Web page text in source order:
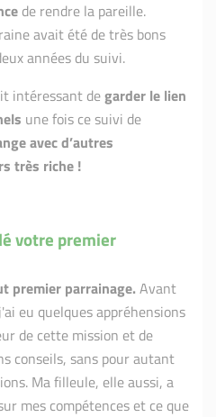
de rendre la pareille.
avait été de très bons
années du suivi.
intéressant degarder le lien
une fois ce suivi de
avec d’autres
très riche !
votre premier
premier parrainage. Avant
eu quelques appréhensions
de cette mission et de
conseils, sans pour autant
Ma filleule, elle aussi, a
mes compétences et ce que